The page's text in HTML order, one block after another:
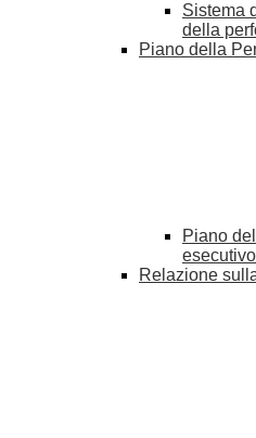
Sistema
della
Piano della
Piano
Relazione